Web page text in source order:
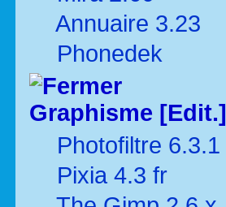
Annuaire 3.23
Phonedek
Graphisme [Edit.]
Photofiltre 6.3.1
Pixia 4.3 fr